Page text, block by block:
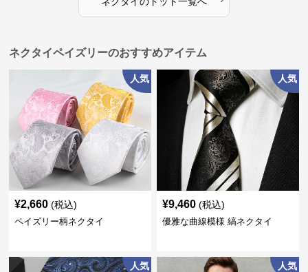
ネクタイペイズリーのおすすめアイテム
人気
¥2,660 (税込)
ペイズリー柄ネクタイ
人気
¥9,460 (税込)
優雅な曲線模様 縞ネクタイ
人気 人気